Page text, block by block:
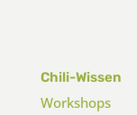
Chili-Wissen
Workshops